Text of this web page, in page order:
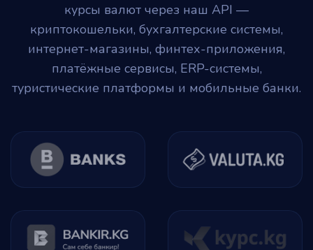
курсы валют через наш API —
криптокошельки, бухгалтерские системы,
интернет-магазины, финтех-приложения,
платёжные сервисы, ERP-системы,
туристические платформы и мобильные банки.